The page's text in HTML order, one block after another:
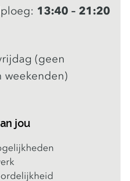
13:40 – 21:20
(geen
weekenden)
jou